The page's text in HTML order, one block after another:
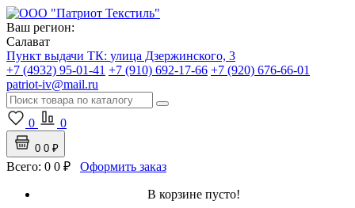
Ваш регион:
Салават
Пункт выдачи ТК: улица Дзержинского, 3
+7 (4932) 95-01-41 +7 (910) 692-17-66 +7 (920) 676-66-01
patriot-iv@mail.ru
0 0
0 0 ₽
Всего: 0 0 ₽ Оформить заказ
В корзине пусто!